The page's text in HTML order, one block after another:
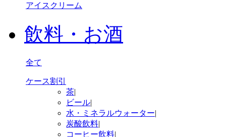
アイスクリーム
飲料・お酒
全て
ケース割引
茶|
ビール|
水・ミネラルウォーター|
炭酸飲料|
コーヒー飲料|